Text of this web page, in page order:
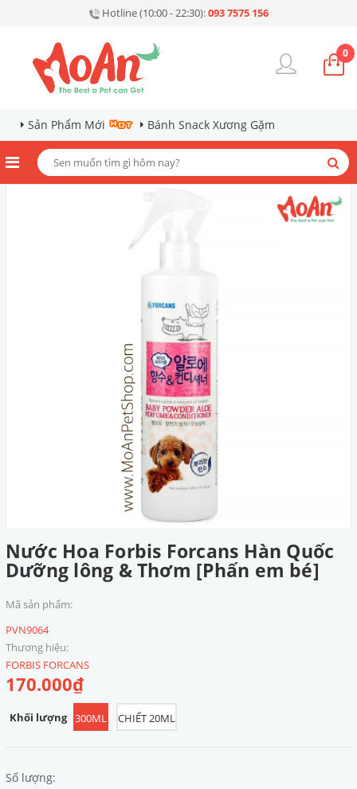
Hotline (10:00 - 22:30):093 7575 156
0
Sản Phẩm Mới Bánh Snack Xương Gặm
Nước Hoa Forbis Forcans Hàn Quốc
Dưỡng lông & Thơm [Phấn em bé]
Mã sản phẩm:
PVN9064
Thương hiệu:
FORBIS FORCANS
170.000₫
Khối lượng 300ML CHIẾT 20ML
Số lượng: